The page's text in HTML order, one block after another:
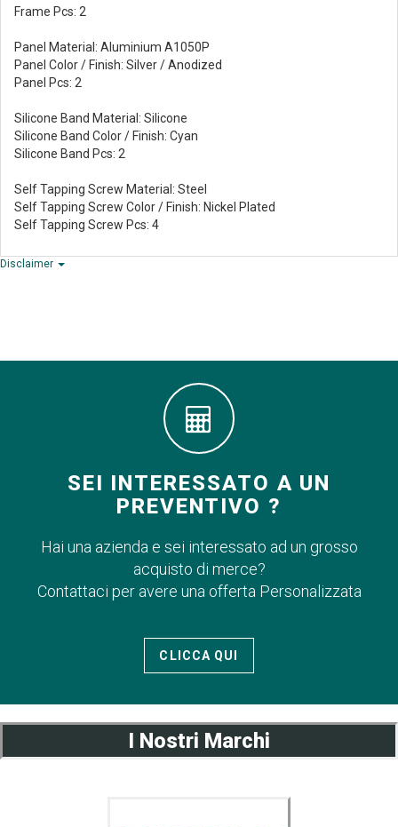
Frame Pcs: 2
Panel Material: Aluminium A1050P
Panel Color / Finish: Silver / Anodized
Panel Pcs: 2
Silicone Band Material: Silicone
Silicone Band Color / Finish: Cyan
Silicone Band Pcs: 2
Self Tapping Screw Material: Steel
Self Tapping Screw Color / Finish: Nickel Plated
Self Tapping Screw Pcs: 4
Disclaimer
SEI INTERESSATO A UN
PREVENTIVO ?
Hai una azienda e sei interessato ad un grosso
acquisto di merce?
Contattaci per avere una offerta Personalizzata
CLICCA QUI
I Nostri Marchi